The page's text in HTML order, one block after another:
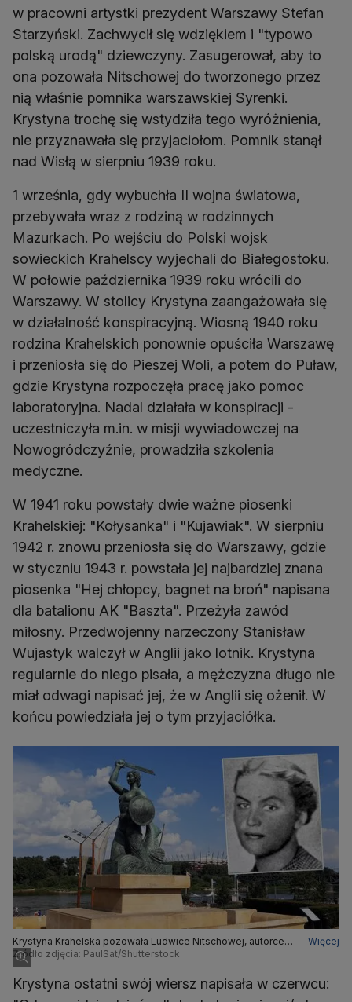
w pracowni artystki prezydent Warszawy Stefan
Starzyński. Zachwycił się wdziękiem i "typowo
polską urodą" dziewczyny. Zasugerował, aby to
ona pozowała Nitschowej do tworzonego przez
nią właśnie pomnika warszawskiej Syrenki.
Krystyna trochę się wstydziła tego wyróżnienia,
nie przyznawała się przyjaciołom. Pomnik stanął
1 września, gdy wybuchła II wojna światowa,
przebywała wraz z rodziną w rodzinnych
Mazurkach. Po wejściu do Polski wojsk
sowieckich Krahelscy wyjechali do Białegostoku.
W połowie października 1939 roku wrócili do
Warszawy. W stolicy Krystyna zaangażowała się
w działalność konspiracyjną. Wiosną 1940 roku
rodzina Krahelskich ponownie opuściła Warszawę
i przeniosła się do Pieszej Woli, a potem do Puław,
gdzie Krystyna rozpoczęła pracę jako pomoc
laboratoryjna. Nadal działała w konspiracji -
uczestniczyła m.in. w misji wywiadowczej na
Nowogródczyźnie, prowadziła szkolenia
medyczne.
W 1941 roku powstały dwie ważne piosenki
Krahelskiej: "Kołysanka" i "Kujawiak". W sierpniu
1942 r. znowu przeniosła się do Warszawy, gdzie
w styczniu 1943 r. powstała jej najbardziej znana
piosenka "Hej chłopcy, bagnet na broń" napisana
dla batalionu AK "Baszta". Przeżyła zawód
miłosny. Przedwojenny narzeczony Stanisław
Wujastyk walczył w Anglii jako lotnik. Krystyna
regularnie do niego pisała, a mężczyzna długo nie
miał odwagi napisać jej, że w Anglii się ożenił. W
końcu powiedziała jej o tym przyjaciółka.
Krystyna Krahelska pozowała Ludwice Nitschowej, autorce
pomnika Syrenki Warszawskiej
Więcej
Źródło zdjęcia: PaulSat/Shutterstock
Krystyna ostatni swój wiersz napisała w czerwcu: